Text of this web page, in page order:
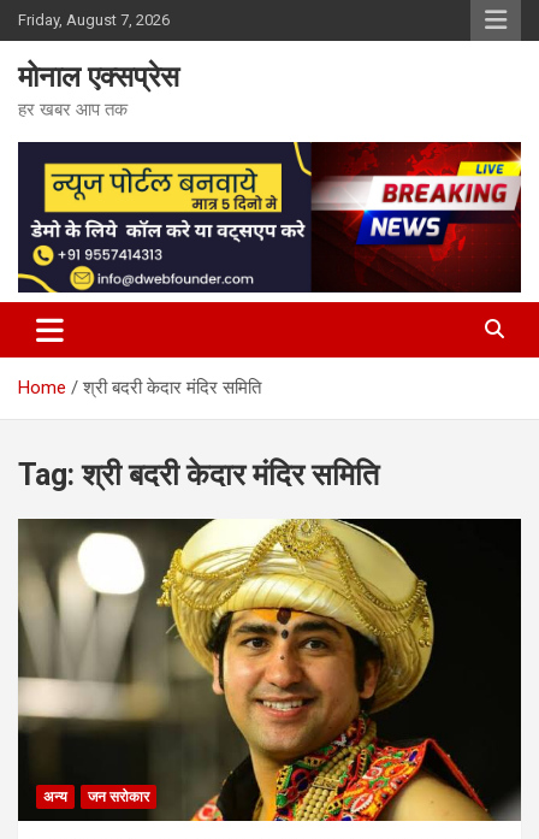
Skip
to
content
Friday, August 7, 2026
मोनाल एक्सप्रेस
हर खबर आप तक
Home श्री बदरी केदार मंदिर समिति
Tag:श्री बदरी केदार मंदिर समिति
अन्य जन सरोकार